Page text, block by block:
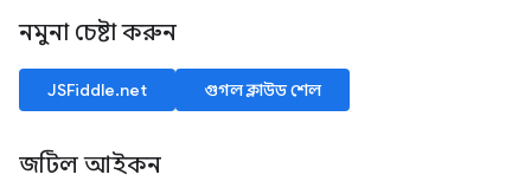
নমুনা চেষ্টা করুন
JSFiddle.net গুগল ক্লাউড শেল
জটিল আইকন